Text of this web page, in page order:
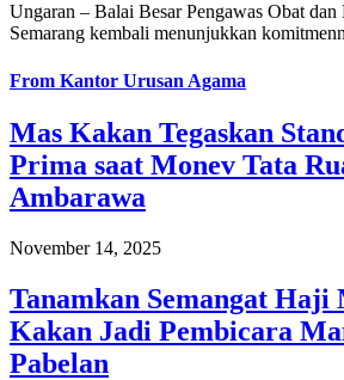
Ungaran – Balai Besar Pengawas Obat
Semarang kembali menunjukkan
From Kantor Urusan Agama
Mas Kakan Tegaskan
Prima saat Monev Tata
Ambarawa
November 14, 2025
Tanamkan Semangat Haji
Kakan Jadi Pembicara
Pabelan